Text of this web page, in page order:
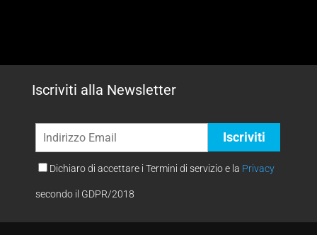
Iscriviti alla Newsletter
Dichiaro di accettare i Termini di servizio e la Privacy
secondo il GDPR/2018